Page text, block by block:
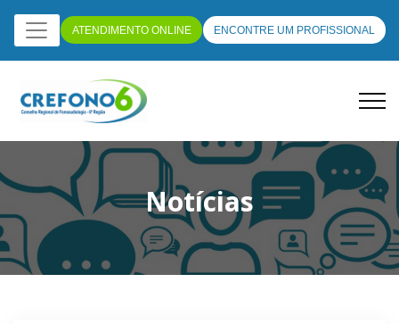
ATENDIMENTO ONLINE ENCONTRE UM PROFISSIONAL
Notícias